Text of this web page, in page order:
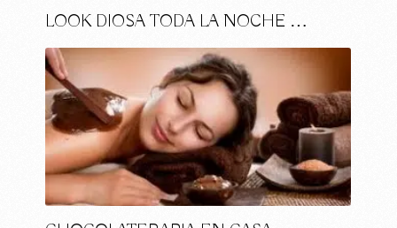
LOOK DIOSA TODA LA NOCHE …